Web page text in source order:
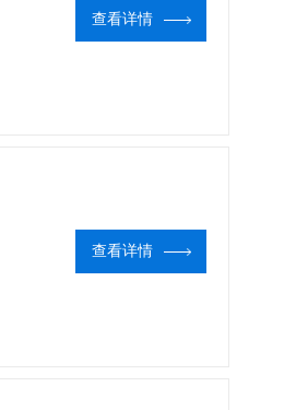
查看详情
查看详情